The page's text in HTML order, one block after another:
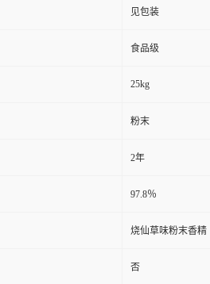
见包装
食品级
25kg
粉末
2年
97.8％
烧仙草味粉末香精
否